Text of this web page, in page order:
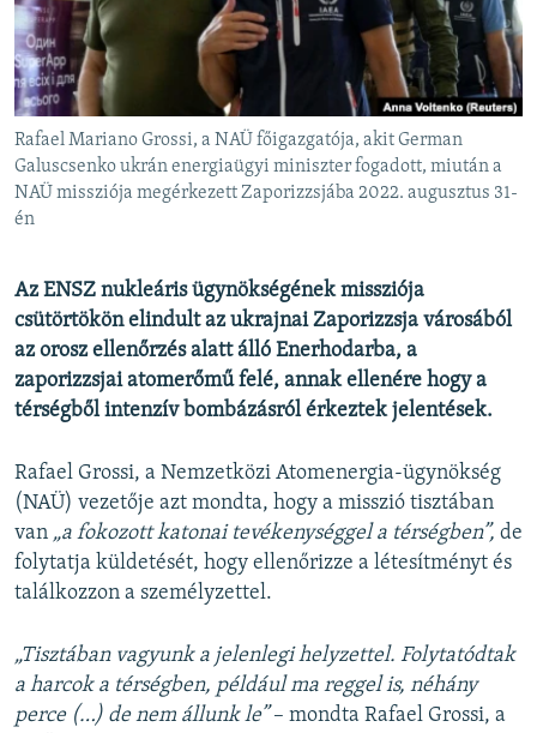
VILÁG
KLÍMAVÁLTOZÁS
A MÚLT TANULSÁGAI
KÖVESSEN MINKET!
Valamennyi RFE/RL weboldal
Rafael Mariano Grossi, a NAÜ főigazgatója, akit German
Galuscsenko ukrán energiaügyi miniszter fogadott, miután a
NAÜ missziója megérkezett Zaporizzsjába 2022. augusztus 31-
én
Az ENSZ nukleáris ügynökségének missziója
csütörtökön elindult az ukrajnai Zaporizzsja városából
az orosz ellenőrzés alatt álló Enerhodarba, a
zaporizzsjai atomerőmű felé, annak ellenére hogy a
térségből intenzív bombázásról érkeztek jelentések.
Rafael Grossi, a Nemzetközi Atomenergia-ügynökség
(NAÜ) vezetője azt mondta, hogy a misszió tisztában
van „a fokozott katonai tevékenységgel a térségben”, de
folytatja küldetését, hogy ellenőrizze a létesítményt és
találkozzon a személyzettel.
„Tisztában vagyunk a jelenlegi helyzettel. Folytatódtak
a harcok a térségben, például ma reggel is, néhány
perce (…) de nem állunk le”– mondta Rafael Grossi, a